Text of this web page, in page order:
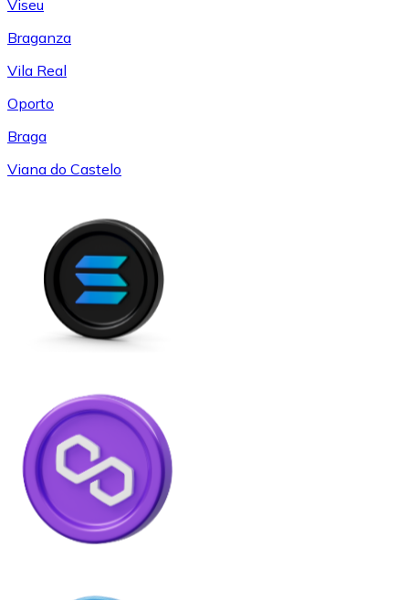
Viseu
Braganza
Vila Real
Oporto
Braga
Viana do Castelo